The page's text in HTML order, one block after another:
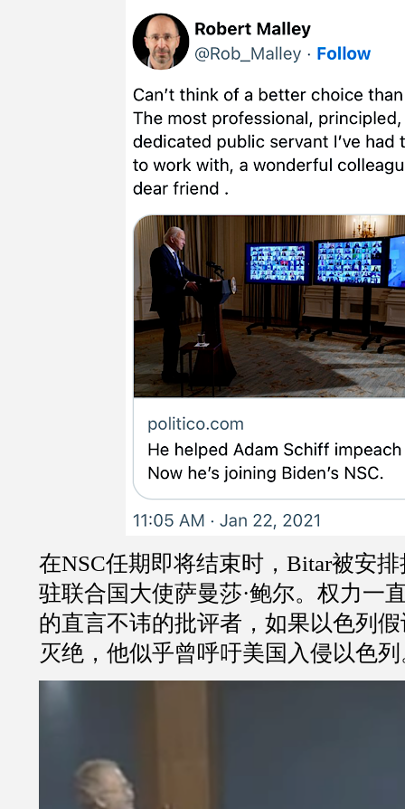
在NSC任期即将结束时， Bitar被安
驻联合国大使萨曼莎·鲍尔。权力一
的直言不讳的批评者，如果以色列
灭绝，他似乎曾呼吁美国入侵以色